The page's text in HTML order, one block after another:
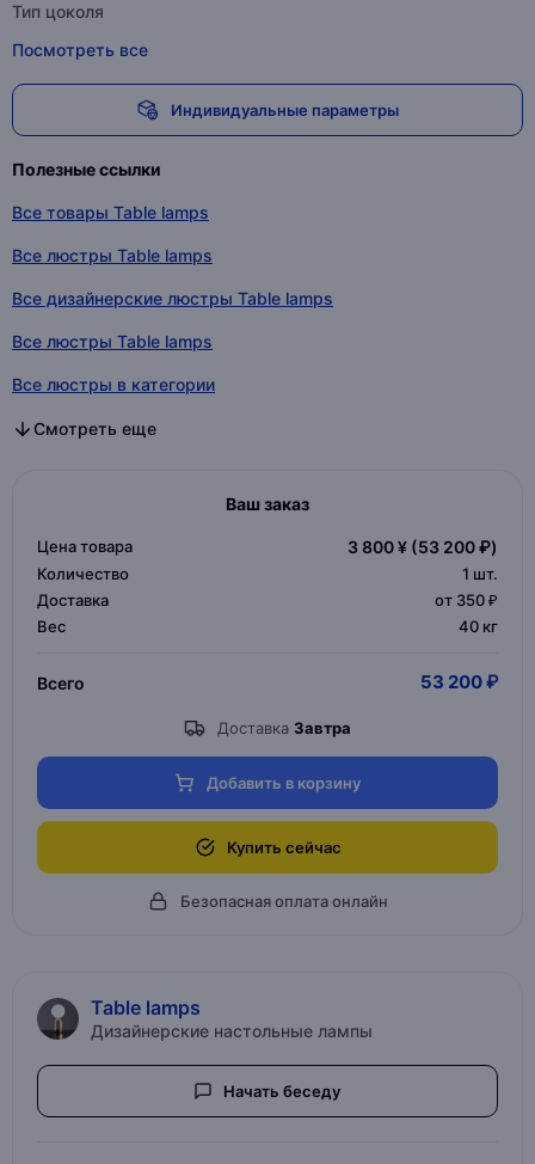
Тип цоколя
Посмотреть все
Индивидуальные параметры
Полезные ссылки
Все товары Table lamps
Все люстры Table lamps
Все дизайнерские люстры Table lamps
Все люстры Table lamps
Все люстры в категории
Все дизайнерские люстры в категории
Все люстры в категории
Смотреть еще
Ваш заказ
Цена товара 3 800 ¥ (53 200 ₽)
Количество 1 шт.
Доставка
от 350 ₽
Вес
40 кг
Всего 53 200 ₽
Доставка Завтра
Добавить в корзину
Купить сейчас
Безопасная оплата онлайн
Table lamps
Дизайнерские настольные лампы
Начать беседу